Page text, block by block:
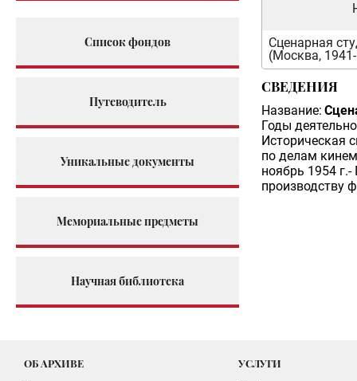
Список фондов
Путеводитель
Уникальные документы
Мемориальные предметы
Научная библиотека
Сценарная
(Москва,
СВЕДЕНИЯ
Название:
Годы
Историческая
по делам
ноябрь 1954
производству
ОБ АРХИВЕ УСЛУГИ